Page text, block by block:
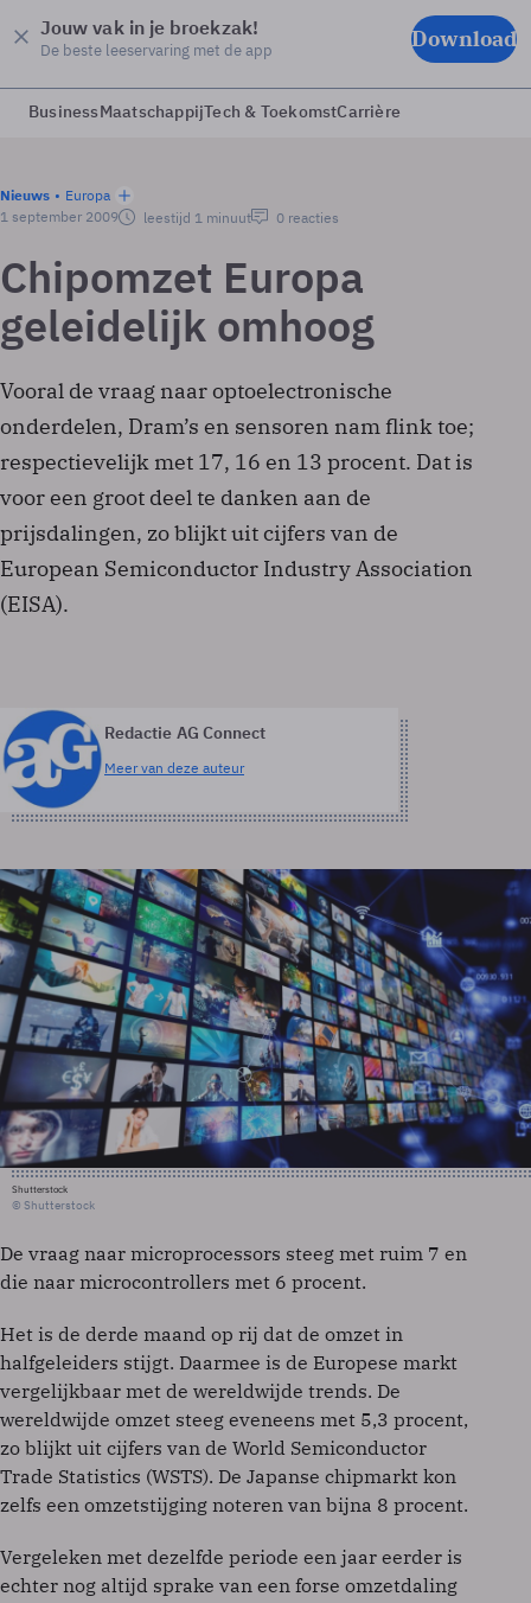
Jouw vak in je broekzak!
De beste leeservaring met de app Download
BusinessMaatschappijTech & ToekomstCarrière
Nieuws
Europa
1 september 2009
leestijd 1 minuut 0 reacties
Chipomzet Europa
geleidelijk omhoog
Vooral de vraag naar optoelectronische
onderdelen, Dram’s en sensoren nam flink toe;
respectievelijk met 17, 16 en 13 procent. Dat is
voor een groot deel te danken aan de
prijsdalingen, zo blijkt uit cijfers van de
European Semiconductor Industry Association
(EISA).
Redactie AG Connect
Meer van deze auteur
Shutterstock
© Shutterstock
De vraag naar microprocessors steeg met ruim 7 en
die naar microcontrollers met 6 procent.
Het is de derde maand op rij dat de omzet in
halfgeleiders stijgt. Daarmee is de Europese markt
vergelijkbaar met de wereldwijde trends. De
wereldwijde omzet steeg eveneens met 5,3 procent,
zo blijkt uit cijfers van de World Semiconductor
Trade Statistics (WSTS). De Japanse chipmarkt kon
zelfs een omzetstijging noteren van bijna 8 procent.
Vergeleken met dezelfde periode een jaar eerder is
echter nog altijd sprake van een forse omzetdaling